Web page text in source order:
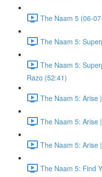
The Naam 5 (06-
The Naam 5:
The Naam 5:
Razo (52:41)
The Naam 5: Arise
The Naam 5: Arise
The Naam 5: Arise
The Naam 5: Find